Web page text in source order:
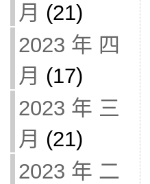
月 (21)
2023 年 四
月 (17)
2023 年 三
月 (21)
2023 年 二